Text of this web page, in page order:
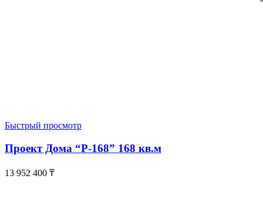
Быстрый просмотр
Проект Дома “Р-168” 168 кв.м
13 952 400 ₸